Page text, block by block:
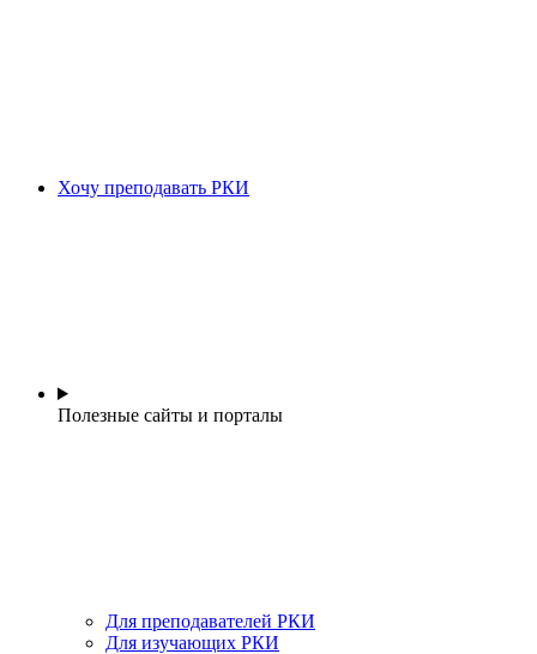
Хочу преподавать РКИ
Полезные сайты и порталы
Для преподавателей РКИ
Для изучающих РКИ